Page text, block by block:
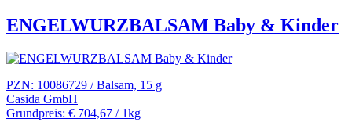
ENGELWURZBALSAM Baby & Kinder
PZN: 10086729 / Balsam, 15 g
Casida GmbH
Grundpreis: € 704,67 / 1kg